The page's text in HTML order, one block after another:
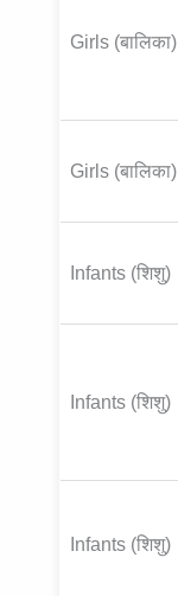
Girls (बालिका)
Girls (बालिका)
Infants (शिशु)
Infants (शिशु)
Infants (शिशु)